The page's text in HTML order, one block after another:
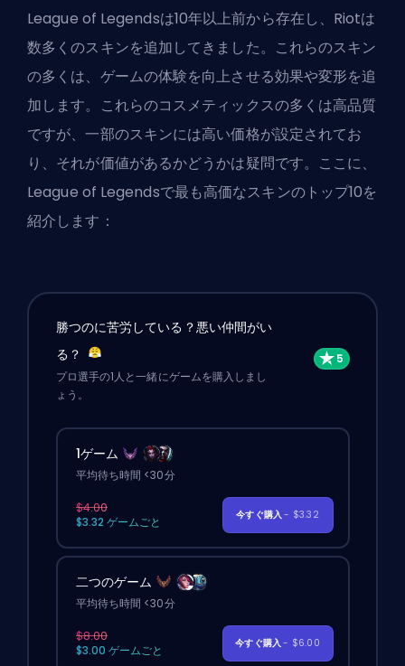
League of Legendsは10年以上前から存在し、Riotは
数多くのスキンを追加してきました。これらのスキン
の多くは、ゲームの体験を向上させる効果や変形を追
加します。これらのコスメティックスの多くは高品質
ですが、一部のスキンには高い価格が設定されてお
り、それが価値があるかどうかは疑問です。ここに、
League of Legendsで最も高価なスキンのトップ10を
紹介します：
勝つのに苦労している？悪い仲間がい
る？
プロ選手の1人と一緒にゲームを購入しまし
ょう。
1ゲーム
平均待ち時間 <30分
$4.00
$3.32 ゲームごと
今すぐ購入- $3.32
二つのゲーム
平均待ち時間 <30分
$8.00
$3.00 ゲームごと
今すぐ購入- $6.00